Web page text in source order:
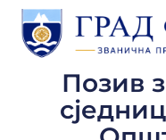
Позив